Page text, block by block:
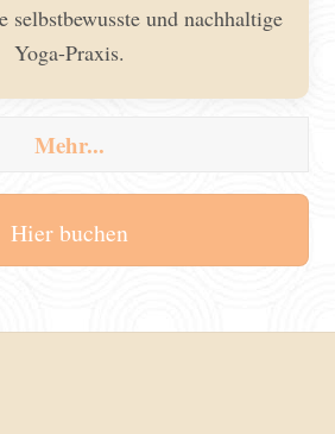
selbstbewusste und nachhaltige
Yoga-Praxis.
Mehr...
Hier buchen